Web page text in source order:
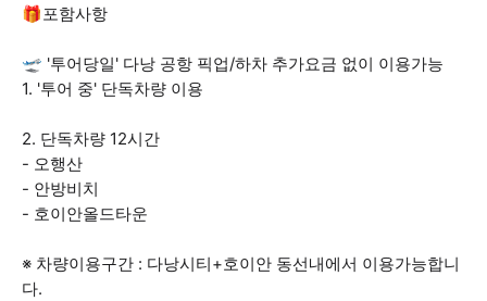
🎁포함사항
🛫 '투어당일' 다낭 공항 픽업/하차 추가요금 없이 이용가능
1. '투어 중' 단독차량 이용
2. 단독차량 12시간
- 오행산
- 안방비치
- 호이안올드타운
※ 차량이용구간 : 다낭시티+호이안 동선내에서 이용가능합니
다.